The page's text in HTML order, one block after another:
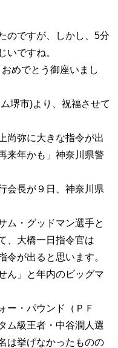
のですが、しかし、5分
いですね。
めでとう御座いまし
堺市)より、祝福させて
尚弥に大きな指令が出
来年かも」神奈川県警
会長が９日、神奈川県
ム・グッドマン選手と
、大橋一日指令官は
令が出ると思います。
ん」と年内のビッグマ
ー・パウンド（ＰＦ
ム級王者・中谷潤人選
は挙げなかったものの